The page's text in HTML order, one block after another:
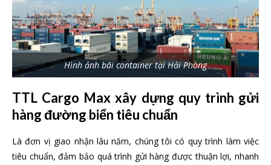
Hình ảnh bãi container tại Hải Phòng
TTL Cargo Max xây dựng quy trình gửi
hàng đường biển tiêu chuẩn
Là đơn vị giao nhận lâu năm, chúng tôi có quy trình làm việc
tiêu chuẩn, đảm bảo quá trình gửi hàng được thuận lợi, nhanh